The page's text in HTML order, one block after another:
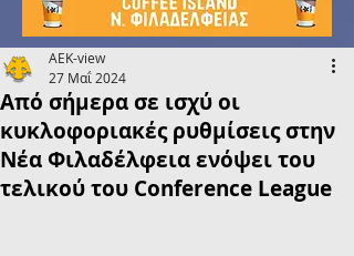
Από σήμερα σε ισχύ οι
κυκλοφοριακές ρυθμίσεις στην
Nέα Φιλαδέλφεια ενόψει του
τελικού του Conference League
AEK-view
27 Μαΐ 2024